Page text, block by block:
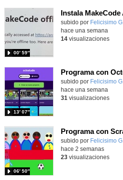
Contenido educativo.
subido por Felicisimo G.
00′ 59″
hace una semana
14visualizaciones
Contenido educativo.
subido por Felicisimo G.
13′ 07″
hace una semana
31 visualizaciones
Contenido educativo.
subido por Felicisimo G.
06′ 50″
hace 2 semanas
23visualizaciones